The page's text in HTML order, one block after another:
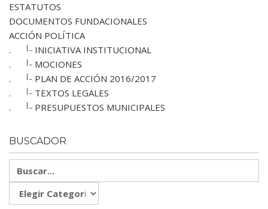
ESTATUTOS
DOCUMENTOS FUNDACIONALES
ACCIÓN POLÍTICA
.
|_
INICIATIVA INSTITUCIONAL
.
|_
MOCIONES
.
|_
PLAN DE ACCIÓN 2016/2017
.
|_
TEXTOS LEGALES
.
|_ PRESUPUESTOS MUNICIPALES
BUSCADOR